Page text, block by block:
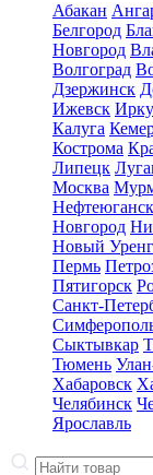
Абакан
Белгород
Новгород
Волгоград
Дзержинск
Ижевск
Калуга
Кострома
Липецк
Москва
Нефтеюганск
Новгород
Новый
Пермь
Пятигорск
Санкт-
Сыктывкар
Тюмень
Хабаровск
Челябинск
Ярославль